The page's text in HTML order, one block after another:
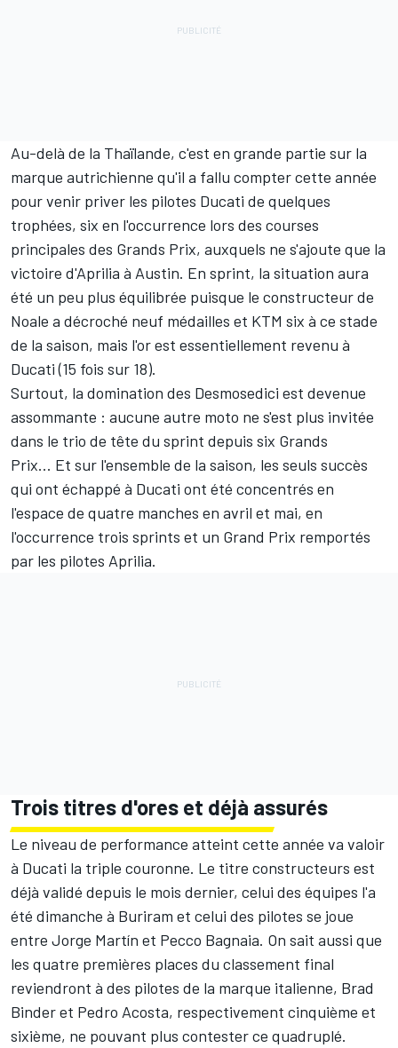
Au-delà de la Thaïlande, c'est en grande partie sur la
marque autrichienne qu'il a fallu compter cette année
pour venir priver les pilotes Ducati de quelques
trophées, six en l'occurrence lors des courses
principales des Grands Prix, auxquels ne s'ajoute que la
victoire d'Aprilia à Austin. En sprint, la situation aura
été un peu plus équilibrée puisque le constructeur de
Noale a décroché neuf médailles et KTM six à ce stade
de la saison, mais l'or est essentiellement revenu à
Ducati (15 fois sur 18).
Surtout, la domination des Desmosedici est devenue
assommante : aucune autre moto ne s'est plus invitée
dans le trio de tête du sprint depuis six Grands
Prix... Et sur l'ensemble de la saison, les seuls succès
qui ont échappé à Ducati ont été concentrés en
l'espace de quatre manches en avril et mai, en
l'occurrence trois sprints et un Grand Prix remportés
par les pilotes Aprilia.
Trois titres d'ores et déjà assurés
Le niveau de performance atteint cette année va valoir
à Ducati la triple couronne. Le titre constructeurs est
déjà validé depuis le mois dernier, celui des équipes l'a
été dimanche à Buriram et celui des pilotes se joue
entre Jorge Martín et Pecco Bagnaia. On sait aussi que
les quatre premières places du classement final
reviendront à des pilotes de la marque italienne, Brad
Binder et Pedro Acosta, respectivement cinquième et
sixième, ne pouvant plus contester ce quadruplé.